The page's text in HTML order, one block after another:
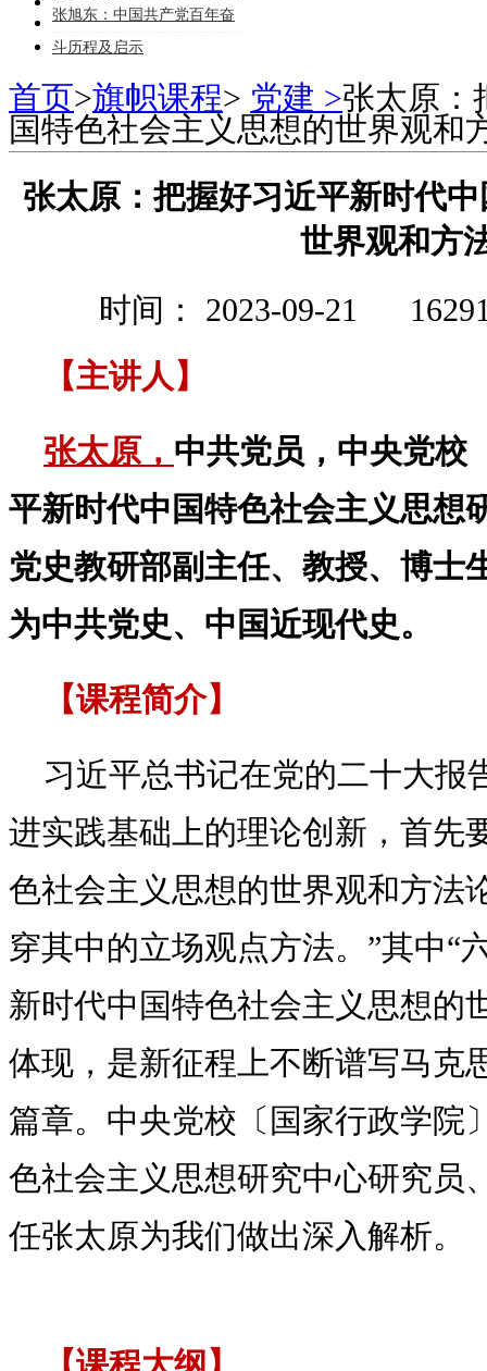
《专题摘编》的体会
张旭东：中国共产党百年奋
斗历程及启示
首页>旗帜课程> 党建 >张太原：
国特色社会主义思想的世界观和
张太原：把握好习近平新时代
世界观和方
时间： 2023-09-21
【主讲人】
张太原， 中共党员，中央党校
平新时代中国特色社会主义思想
党史教研部副主任、教授、博士
为中共党史、中国近现代史。
【课程简介】
习近平总书记在党的二十大报
进实践基础上的理论创新，首先
色社会主义思想的世界观和方法
穿其中的立场观点方法。”其中“
新时代中国特色社会主义思想的
体现，是新征程上不断谱写马克
篇章。中央党校〔国家行政学院
色社会主义思想研究中心研究员
任张太原为我们做出深入解析。